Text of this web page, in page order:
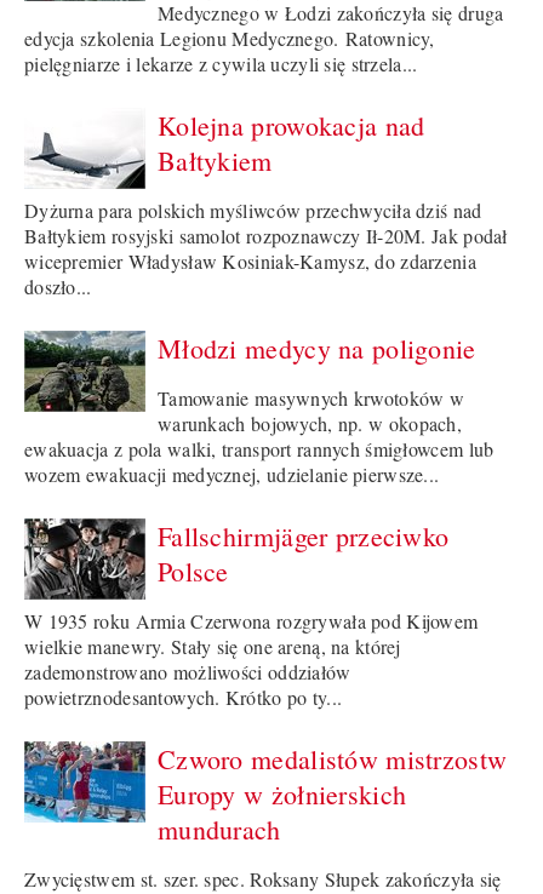
Medycznego w Łodzi zakończyła się druga
edycja szkolenia Legionu Medycznego. Ratownicy,
pielęgniarze i lekarze z cywila uczyli się strzela...
Kolejna prowokacja nad
Bałtykiem
Dyżurna para polskich myśliwców przechwyciła dziś nad
Bałtykiem rosyjski samolot rozpoznawczy Ił-20M. Jak podał
wicepremier Władysław Kosiniak-Kamysz, do zdarzenia
doszło...
Młodzi medycy na poligonie
Tamowanie masywnych krwotoków w
warunkach bojowych, np. w okopach,
ewakuacja z pola walki, transport rannych śmigłowcem lub
wozem ewakuacji medycznej, udzielanie pierwsze...
Fallschirmjäger przeciwko
Polsce
W 1935 roku Armia Czerwona rozgrywała pod Kijowem
wielkie manewry. Stały się one areną, na której
zademonstrowano możliwości oddziałów
powietrznodesantowych. Krótko po ty...
Czworo medalistów mistrzostw
Europy w żołnierskich
mundurach
Zwycięstwem st. szer. spec. Roksany Słupek zakończyła się